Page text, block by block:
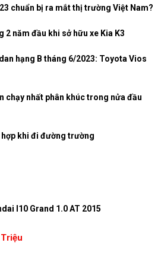
chuẩn bị ra mắt thị trường Việt Nam?
2 năm đầu khi sở hữu xe Kia K3
hạng B tháng 6/2023: Toyota Vios
chạy nhất phân khúc trong nửa đầu
hợp khi đi đường trường
I10 Grand 1.0 AT 2015